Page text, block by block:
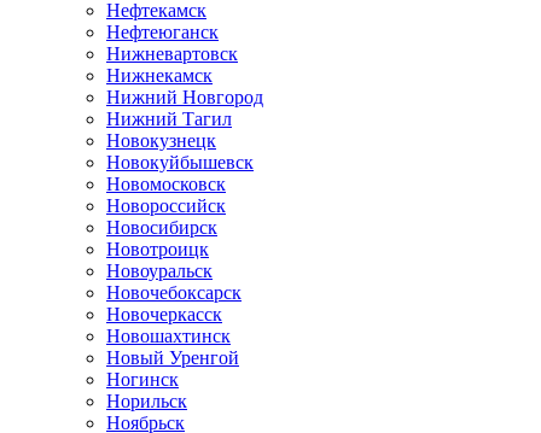
Нефтекамск
Нефтеюганск
Нижневартовск
Нижнекамск
Нижний Новгород
Нижний Тагил
Новокузнецк
Новокуйбышевск
Новомосковск
Новороссийск
Новосибирск
Новотроицк
Новоуральск
Новочебоксарск
Новочеркасск
Новошахтинск
Новый Уренгой
Ногинск
Норильск
Ноябрьск